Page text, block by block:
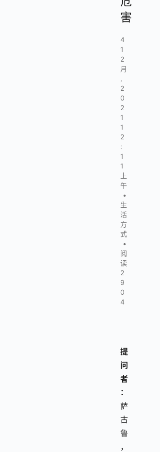
害
4
1
2
月
,
2
0
2
1
1
2
:
1
1
上
午
•
生
活
方
式
•
阅
读
2
9
0
4
提
问
者
：
萨
古
鲁
，